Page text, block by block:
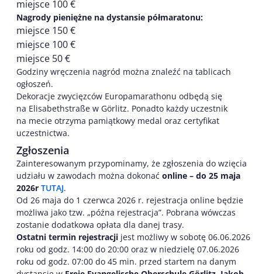
miejsce 100 €
Nagrody pieniężne na dystansie półmaratonu:
miejsce 150 €
miejsce 100 €
miejsce 50 €
Godziny wręczenia nagród można znaleźć na tablicach
ogłoszeń.
Dekoracje zwycięzców Europamarathonu odbędą się
na Elisabethstraße w Görlitz. Ponadto każdy uczestnik
na mecie otrzyma pamiątkowy medal oraz certyfikat
uczestnictwa.
Zgłoszenia
Zainteresowanym przypominamy, że zgłoszenia do wzięcia
udziału w zawodach można dokonać online – do 25 maja
2026r TUTAJ.
Od 26 maja do 1 czerwca 2026 r. rejestracja online będzie
możliwa jako tzw. „późna rejestracja”. Pobrana wówczas
zostanie dodatkowa opłata dla danej trasy.
Ostatni termin rejestracji jest możliwy w sobotę 06.06.2026
roku od godz. 14:00 do 20:00 oraz w niedzielę 07.06.2026
roku od godz. 07:00 do 45 min. przed startem na danym